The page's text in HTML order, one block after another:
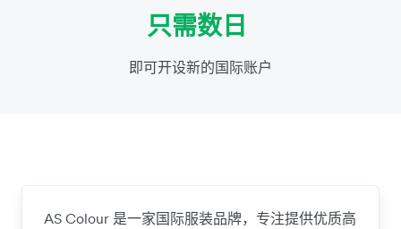
只需数日
即可开设新的国际账户
AS Colour 是一家国际服装品牌，专注提供优质高